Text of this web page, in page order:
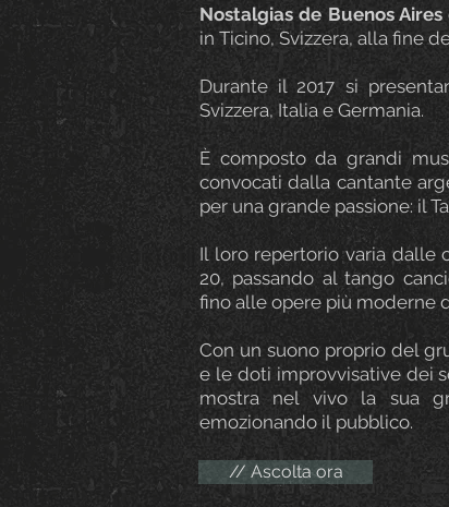
Nostalgias de Buenos Aires
in Ticino, Svizzera, alla fine
Durante il 2017 si
Svizzera, Italia e Germania.
È composto da grandi
convocati dalla cantante
per una grande passione: il
Il loro repertorio varia dalle
20, passando al tango
fino alle opere più moderne
Con un suono proprio del
e le doti improvvisative dei
mostra nel vivo la sua
emozionando il pubblico.
// Ascolta ora